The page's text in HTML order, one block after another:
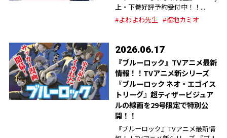
上・下巻好評予約受付中！！...
#よわよわ先生 #福地カミオ
2026.06.17
『ブルーロック』TVアニメ最新
情報！！TVアニメ新シリーズ
『ブルーロック ネオ・エゴイス
トリーグ』超ティザービジュア
ルの線画を29号限定で特別公
開！！
『ブルーロック』TVアニメ最新情